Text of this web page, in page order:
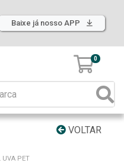
Baixe já nosso APP
0
VOLTAR
UVA PET